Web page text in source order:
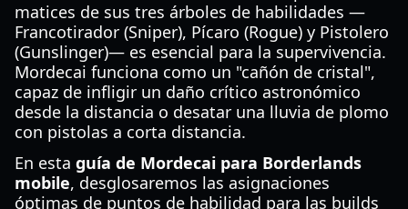
matices de sus tres árboles de habilidades —
Francotirador (Sniper), Pícaro (Rogue) y Pistolero
(Gunslinger)— es esencial para la supervivencia.
Mordecai funciona como un "cañón de cristal",
capaz de infligir un daño crítico astronómico
desde la distancia o desatar una lluvia de plomo
con pistolas a corta distancia.
En esta guía de Mordecai para Borderlands
mobile, desglosaremos las asignaciones
óptimas de puntos de habilidad para las builds